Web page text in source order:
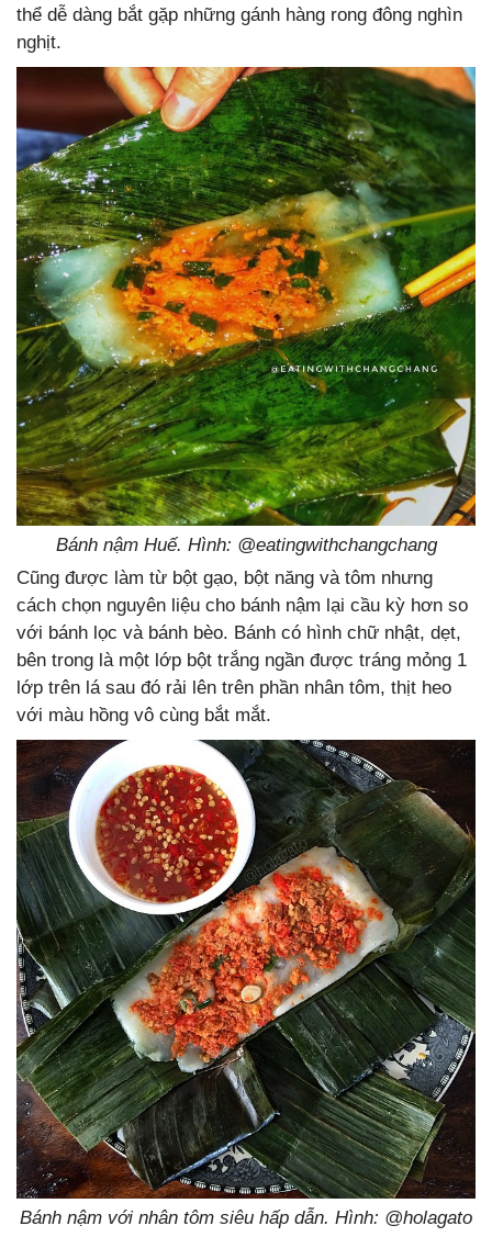
thể dễ dàng bắt gặp những gánh hàng rong đông nghìn
nghịt.
Bánh nậm Huế. Hình: @eatingwithchangchang
Cũng được làm từ bột gạo, bột năng và tôm nhưng
cách chọn nguyên liệu cho bánh nậm lại cầu kỳ hơn so
với bánh lọc và bánh bèo. Bánh có hình chữ nhật, dẹt,
bên trong là một lớp bột trắng ngần được tráng mỏng 1
lớp trên lá sau đó rải lên trên phần nhân tôm, thịt heo
với màu hồng vô cùng bắt mắt.
Bánh nậm với nhân tôm siêu hấp dẫn. Hình: @holagato